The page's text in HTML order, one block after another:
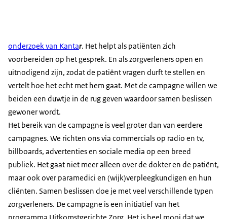
onderzoek van Kantar. Het helpt als patiënten zich
voorbereiden op het gesprek. En als zorgverleners open en
uitnodigend zijn, zodat de patiënt vragen durft te stellen en
vertelt hoe het echt met hem gaat. Met de campagne willen we
beiden een duwtje in de rug geven waardoor samen beslissen
gewoner wordt.
Het bereik van de campagne is veel groter dan van eerdere
campagnes. We richten ons via commercials op radio en tv,
billboards, advertenties en sociale media op een breed
publiek. Het gaat niet meer alleen over de dokter en de patiënt,
maar ook over paramedici en (wijk)verpleegkundigen en hun
cliënten. Samen beslissen doe je met veel verschillende typen
zorgverleners. De campagne is een initiatief van het